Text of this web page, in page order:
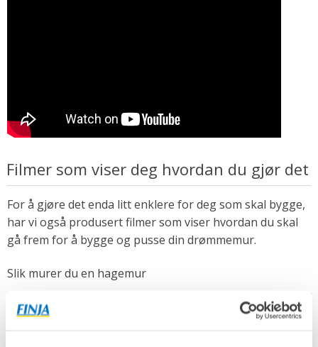
Filmer som viser deg hvordan du gjør det
For å gjøre det enda litt enklere for deg som skal bygge,
har vi også produsert filmer som viser hvordan du skal
gå frem for å bygge og pusse din drømmemur.
Slik murer du en hagemur